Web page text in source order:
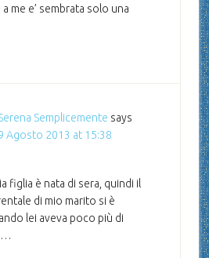
me e’ sembrata solo una
Semplicemente says
Agosto 2013 at 15:38
figlia è nata di sera, quindi il
di mio marito si è
lei aveva poco più di